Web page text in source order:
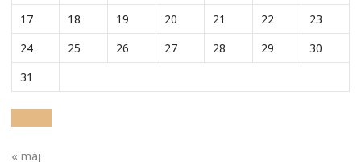
17
18 19 20 21 22
23
24
25 26 27 28 29
30
31
« máj